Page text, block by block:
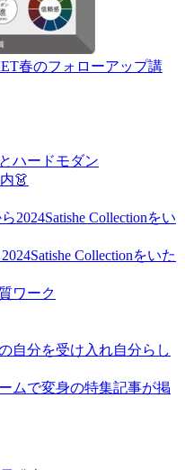
春のフォローアップ講
ハードモダン
👗
Collectionをいた
ワーク
自分を受け入れ自分らし
ムで変身の特集記事が掲